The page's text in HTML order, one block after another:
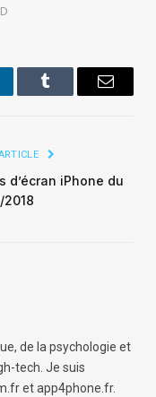
Tumblr Email
d’écran iPhone du
2018
de la psychologie et
tech. Je suis
et app4phone.fr.